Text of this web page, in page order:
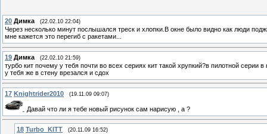
20 Димка (22.02.10 22:04)
Через несколько минут послышался треск и хлопки.В окне было видно как люди
мне кажется это перегиб с ракетами...
19 Димка (22.02.10 21:59)
турбо кит почему у тебя почти во всех сериях кит такой хрупкий?в пилотной серии
у тебя же в стену врезался и сдох
17 Knightrider2010 (19.11.09 09:07)
Давай что ли я тебе новый рисунок сам нарисую , а ?
18 Turbo_KITT (20.11.09 16:52)